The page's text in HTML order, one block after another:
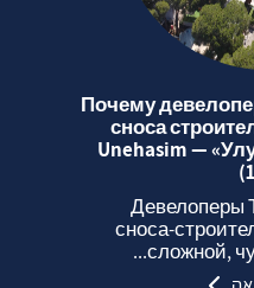
Почему
сноса
Unehasim —
Девелоперы
сложной,